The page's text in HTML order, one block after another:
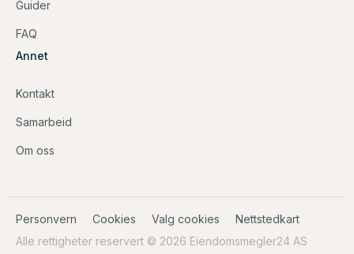
Guider
FAQ
Annet
Kontakt
Samarbeid
Om oss
Personvern Cookies Valg cookies
Nettstedkart
Alle rettigheter reservert © 2026 Eiendomsmegler24 AS